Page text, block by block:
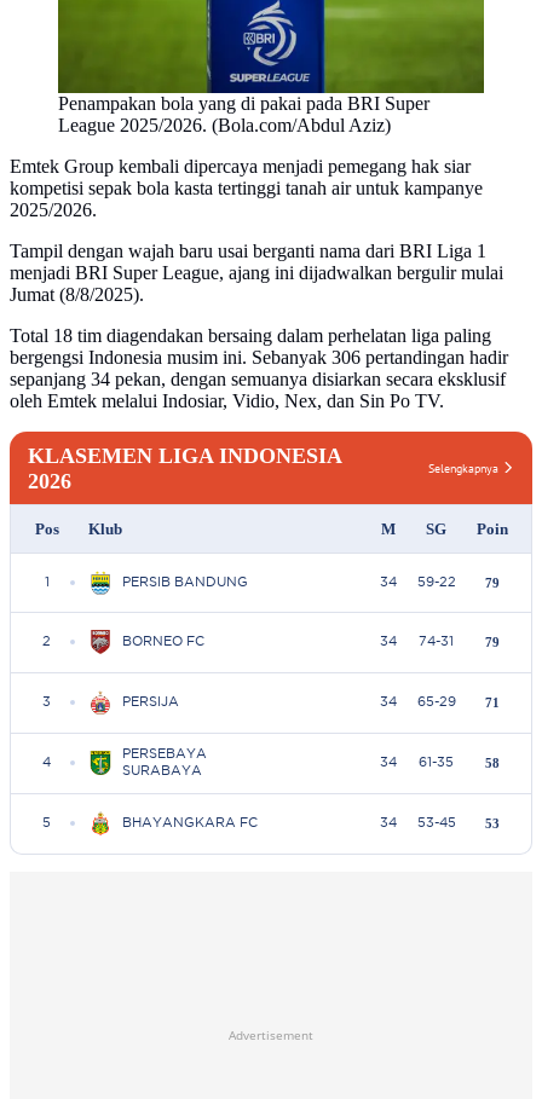
Penampakan bola yang di pakai pada BRI Super
League 2025/2026. (Bola.com/Abdul Aziz)
Emtek Group kembali dipercaya menjadi pemegang hak siar
kompetisi sepak bola kasta tertinggi tanah air untuk kampanye
2025/2026.
Tampil dengan wajah baru usai berganti nama dari BRI Liga 1
menjadi BRI Super League, ajang ini dijadwalkan bergulir mulai
Jumat (8/8/2025).
Total 18 tim diagendakan bersaing dalam perhelatan liga paling
bergengsi Indonesia musim ini. Sebanyak 306 pertandingan hadir
sepanjang 34 pekan, dengan semuanya disiarkan secara eksklusif
oleh Emtek melalui Indosiar, Vidio, Nex, dan Sin Po TV.
Advertisement